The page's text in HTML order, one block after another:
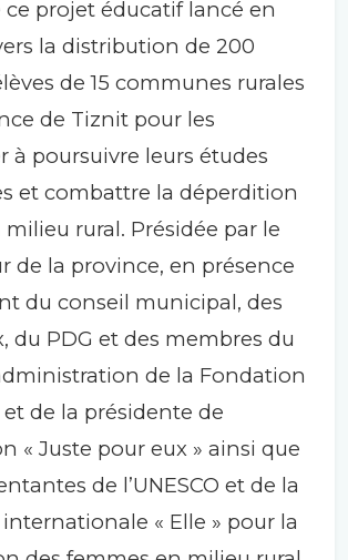
ce projet éducatif lancé en
la distribution de 200
de 15 communes rurales
de Tiznit pour les
à poursuivre leurs études
et combattre la déperdition
rural. Présidée par le
de la province, en présence
du conseil municipal, des
du PDG et des membres du
de la Fondation
de la présidente de
« Juste pour eux » ainsi que
de l’UNESCO et de la
« Elle » pour la